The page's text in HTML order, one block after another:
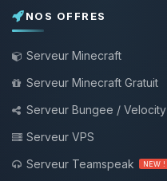
NOS OFFRES
Serveur Minecraft
Serveur Minecraft Gratuit
Serveur Bungee / Velocity
Serveur VPS
Serveur Teamspeak
NEW !